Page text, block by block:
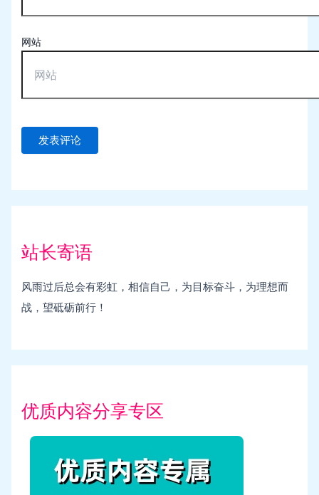
网站
站长寄语
风雨过后总会有彩虹，相信自己，为目标奋斗，为理想而
战，望砥砺前行！
优质内容分享专区